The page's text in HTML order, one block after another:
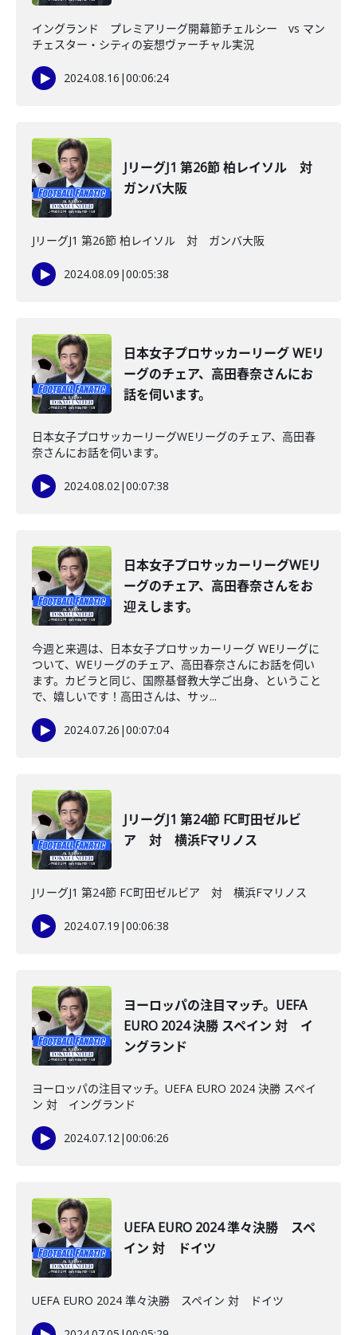
イングランド プレミアリーグ開幕節チェルシー vs マン
チェスター・シティの妄想ヴァーチャル実況
2024.08.16 |00:06:24
JリーグJ1 第26節 柏レイソル 対
ガンバ大阪
JリーグJ1 第26節 柏レイソル 対 ガンバ大阪
2024.08.09 |00:05:38
日本女子プロサッカーリーグ WEリ
ーグのチェア、高田春奈さんにお
話を伺います。
日本女子プロサッカーリーグWEリーグのチェア、高田春
奈さんにお話を伺います。
2024.08.02|00:07:38
日本女子プロサッカーリーグWEリ
ーグのチェア、高田春奈さんをお
迎えします。
今週と来週は、日本女子プロサッカーリーグ WEリーグに
ついて、WEリーグのチェア、高田春奈さんにお話を伺い
ます。カビラと同じ、国際基督教大学ご出身、ということ
で、嬉しいです！高田さんは、サッ...
2024.07.26 |00:07:04
JリーグJ1 第24節 FC町田ゼルビ
ア 対 横浜Fマリノス
JリーグJ1 第24節 FC町田ゼルビア 対 横浜Fマリノス
2024.07.19 |00:06:38
ヨーロッパの注目マッチ。UEFA
EURO 2024 決勝 スペイン 対 イ
ングランド
ヨーロッパの注目マッチ。UEFA EURO 2024 決勝 スペイ
ン 対 イングランド
2024.07.12|00:06:26
UEFA EURO 2024 準々決勝 スペ
イン 対 ドイツ
UEFA EURO 2024 準々決勝 スペイン 対 ドイツ